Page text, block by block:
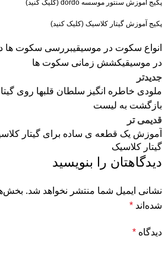
پکیج آموزش سنتور موسسه dordo (کلیک کنید)
پکیج آموزش گیتار کلاسیک (کلیک کنید)
انواع سکوت در موسیقیبررسی سکوت ها
در موسیقیکشش زمانی سکوت ها
جدیدتر
ملودی خاطره انگیز سلطان قلبها روی
بازگشت به لیست
قدیمی تر
آموزش یک قطعه ی ساده برای گیتار
گیتار کلاسیک
دیدگاهتان را بنویسید
نشانی ایمیل شما منتشر نخواهد شد.
شده‌اند *
دیدگاه *